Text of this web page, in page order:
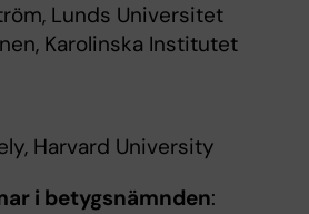
Lunds Universitet
Karolinska Institutet
Harvard University
i betygsnämnden: